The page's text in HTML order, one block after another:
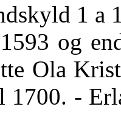
1 a
og
Ola
-